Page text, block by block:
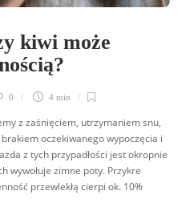
kiwi może
0 4 min
z zaśnięciem, utrzymaniem snu,
oczekiwanego wypoczęcia i
z tych przypadłości jest okropnie
wywołuje zimne poty. Przykre
przewlekłą cierpi ok. 10%